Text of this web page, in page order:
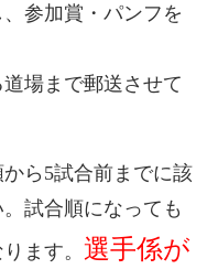
参加賞・パンフを
場まで郵送させて
ら5試合前までに該
試合順になっても
ます。 選手係が